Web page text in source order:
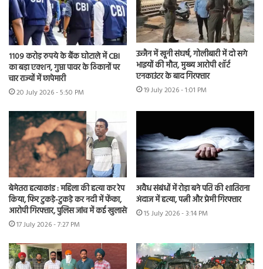
1109 करोड़ रुपये के बैंक घोटाले में CBI
का बड़ा एक्शन, गुप्ता पावर के ठिकानों पर
चार राज्यों में छापेमारी
20 July 2026 - 5:50 PM
उज्जैन में खूनी संघर्ष, गोलीबारी में दो सगे
भाइयों की मौत, मुख्य आरोपी शॉर्ट
एनकाउंटर के बाद गिरफ्तार
19 July 2026 - 1:01 PM
बेमेतरा हत्याकांड : महिला की हत्या कर रेप
किया, फिर टुकड़े-टुकड़े कर नदी में फेंका,
आरोपी गिरफ्तार, पुलिस जांच में कई खुलासे
17 July 2026 - 7:27 PM
अवैध संबंधों में रोड़ा बने पति की शातिराना
अंदाज में हत्या, पत्नी और प्रेमी गिरफ्तार
15 July 2026 - 3:14 PM